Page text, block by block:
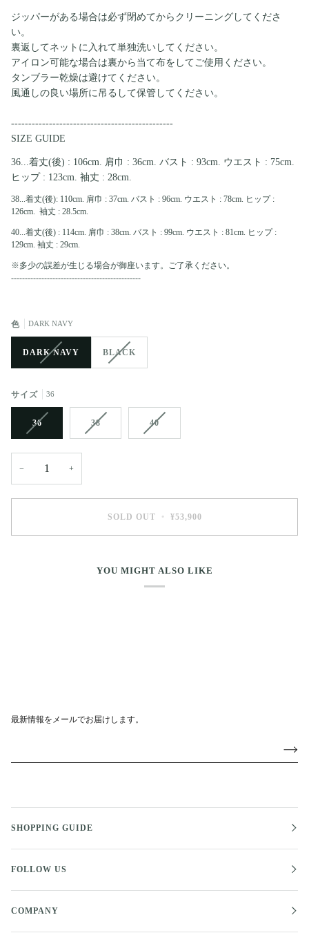
ジッパーがある場合は必ず閉めてからクリーニングしてくださ
い。
裏返してネットに入れて単独洗いしてください。
アイロン可能な場合は裏から当て布をしてご使用ください。
タンブラー乾燥は避けてください。
風通しの良い場所に吊るして保管してください。
-----------------------------------------------
SIZE GUIDE
36... 着丈(後) : 106cm. 肩巾 : 36cm. バスト : 93cm. ウエスト : 75cm.
ヒップ : 123cm. 袖丈 : 28cm.
38...着丈(後): 110cm. 肩巾 : 37cm. バスト : 96cm. ウエスト : 78cm. ヒップ :
126cm. 袖丈 : 28.5cm.
40...着丈(後) : 114cm. 肩巾 : 38cm. バスト : 99cm. ウエスト : 81cm. ヒップ :
129cm. 袖丈 : 29cm.
※多少の誤差が生じる場合が御座います。ご了承ください。
-----------------------------------------------
色 DARK NAVY
DARK NAVY BLACK
サイズ 36
36 38 40
− +
SOLD OUT • ¥53,900
YOU MIGHT ALSO LIKE
最新情報をメールでお届けします。
SHOPPING GUIDE
FOLLOW US
COMPANY